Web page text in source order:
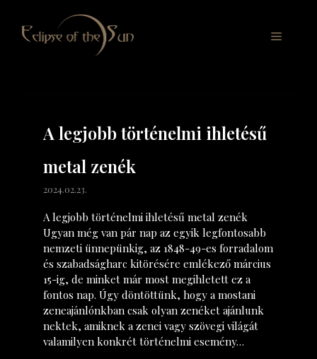
content
A legjobb történelmi ihletésű
metal zenék
2024.02.23.
A legjobb történelmi ihletésű metal zenék
Ugyan még van pár nap az egyik legfontosabb
nemzeti ünnepünkig, az 1848-49-es forradalom
és szabadságharc kitörésére emlékező március
15-ig, de minket már most megihletett ez a
fontos nap. Úgy döntöttünk, hogy a mostani
zeneajánlónkban csak olyan zenéket ajánlunk
nektek, amiknek a zenei vagy szövegi világát
valamilyen konkrét történelmi esemény…